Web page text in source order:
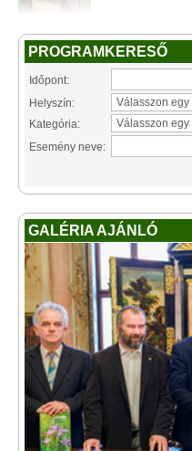
PROGRAMKERESŐ
Időpont:
Helyszín:
Kategória:
Esemény neve:
GALÉRIA AJÁNLÓ